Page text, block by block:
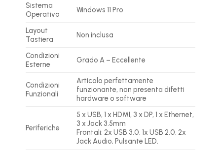
Sistema
Operativo
Windows 11 Pro
Layout
Tastiera
Non inclusa
Condizioni
Esterne
Grado A – Eccellente
Condizioni
Funzionali
Articolo perfettamente
funzionante, non presenta difetti
hardware o software
Periferiche
5 x USB, 1 x HDMI, 3 x DP, 1 x Ethernet,
3 x Jack 3.5mm
Frontali: 2x USB 3.0, 1x USB 2.0, 2x
Jack Audio, Pulsante LED.